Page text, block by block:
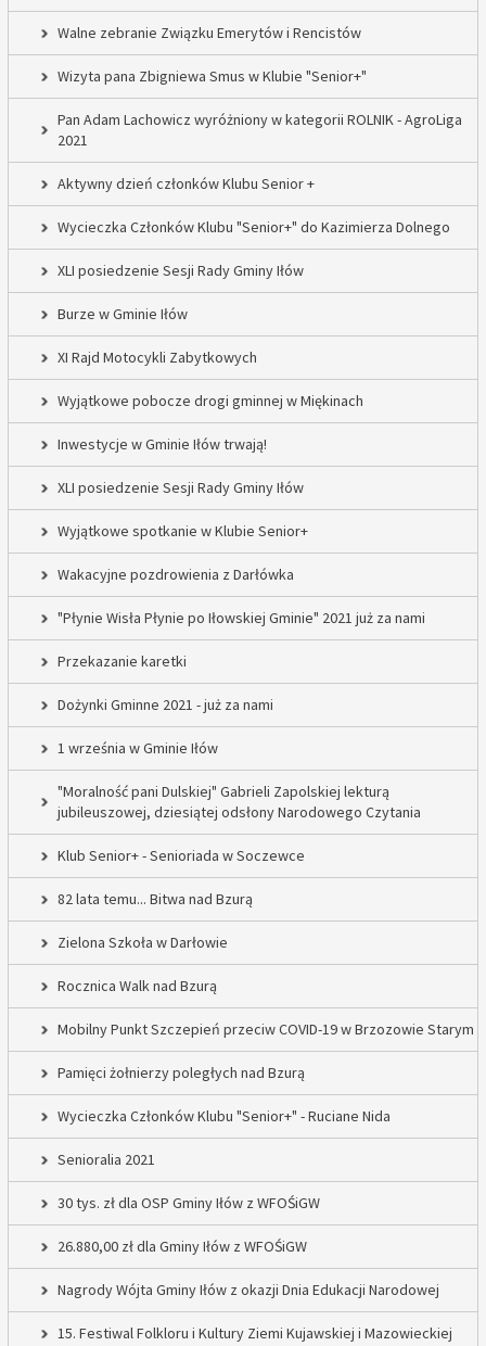
Walne zebranie Związku Emerytów i Rencistów
Wizyta pana Zbigniewa Smus w Klubie "Senior+"
Pan Adam Lachowicz wyróżniony w kategorii ROLNIK - AgroLiga
2021
Aktywny dzień członków Klubu Senior +
Wycieczka Członków Klubu "Senior+" do Kazimierza Dolnego
XLI posiedzenie Sesji Rady Gminy Iłów
Burze w Gminie Iłów
XI Rajd Motocykli Zabytkowych
Wyjątkowe pobocze drogi gminnej w Miękinach
Inwestycje w Gminie Iłów trwają!
XLI posiedzenie Sesji Rady Gminy Iłów
Wyjątkowe spotkanie w Klubie Senior+
Wakacyjne pozdrowienia z Darłówka
"Płynie Wisła Płynie po Iłowskiej Gminie" 2021 już za nami
Przekazanie karetki
Dożynki Gminne 2021 - już za nami
1 września w Gminie Iłów
"Moralność pani Dulskiej" Gabrieli Zapolskiej lekturą
jubileuszowej, dziesiątej odsłony Narodowego Czytania
Klub Senior+ - Senioriada w Soczewce
82 lata temu... Bitwa nad Bzurą
Zielona Szkoła w Darłowie
Rocznica Walk nad Bzurą
Mobilny Punkt Szczepień przeciw COVID-19 w Brzozowie Starym
Pamięci żołnierzy poległych nad Bzurą
Wycieczka Członków Klubu "Senior+" - Ruciane Nida
Senioralia 2021
30 tys. zł dla OSP Gminy Iłów z WFOŚiGW
26.880,00 zł dla Gminy Iłów z WFOŚiGW
Nagrody Wójta Gminy Iłów z okazji Dnia Edukacji Narodowej
15. Festiwal Folkloru i Kultury Ziemi Kujawskiej i Mazowieckiej